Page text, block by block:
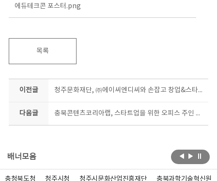
에듀테크콘 포스터.png
목록
이전글 청주문화재단, ㈜에이씨엔디씨와 손잡고 창업&스타트업 집중 육성
다음글 충북콘텐츠코리아랩, 스타트업을 위한 오피스 주인 찾는다
배너모음
충청북도청 청주시청 청주시문화산업진흥재단 충북과학기술혁신원